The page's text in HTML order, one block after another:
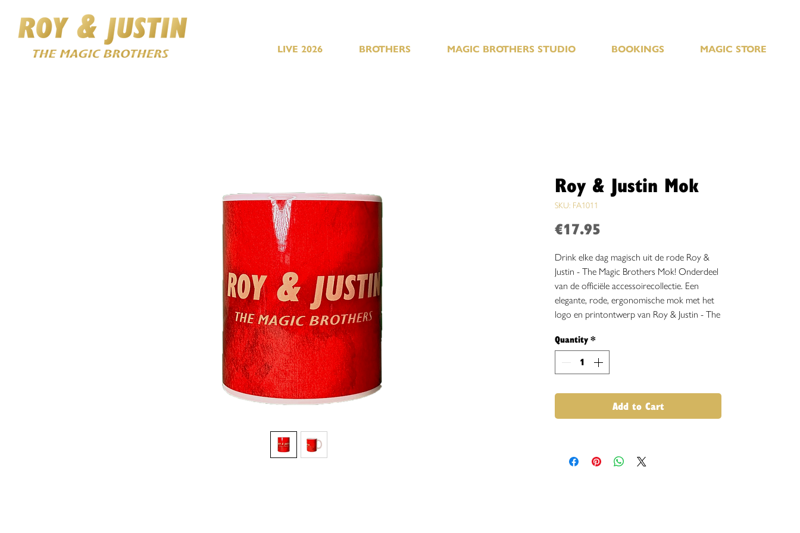
LIVE 2026 BROTHERS MAGIC BROTHERS STUDIO BOOKINGS MAGIC STORE
Roy & Justin Mok
SKU: FA1011
€17.95
Drink elke dag magisch uit de rode Roy &
Justin - The Magic Brothers Mok! Onderdeel
van de officiële accessoirecollectie. Een
elegante, rode, ergonomische mok met het
logo en printontwerp van Roy & Justin - The
Quantity*
Add to Cart